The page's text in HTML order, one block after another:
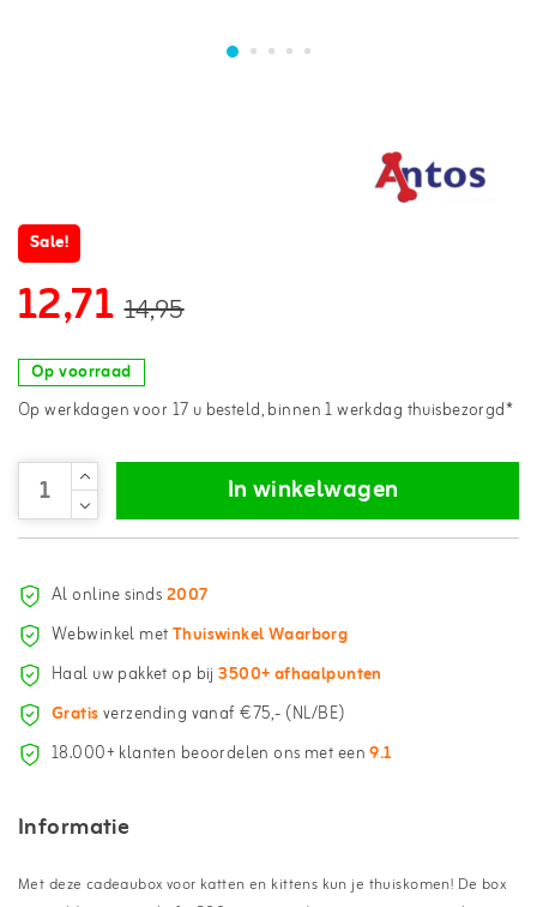
Sale!
12,71 14,95
Op voorraad
Op werkdagen voor 17 u besteld, binnen 1 werkdag thuisbezorgd*
In winkelwagen
Al online sinds2007
Webwinkel metThuiswinkel Waarborg
Haal uw pakket op bij3500+ afhaalpunten
Gratisverzending vanaf €75,- (NL/BE)
18.000+ klanten beoordelen ons met een9.1
Informatie
Met deze cadeaubox voor katten en kittens kun je thuiskomen! De box